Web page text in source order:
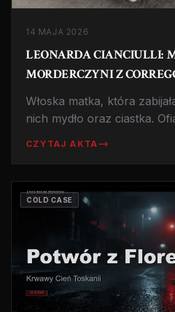
14 MAJA 2026
LEONARDA CIANCIULLI:
MORDERCZYNI Z
Włoska matka, która
nich mydło oraz ciastka.
CZYTAJ AKTA
COLD CASE